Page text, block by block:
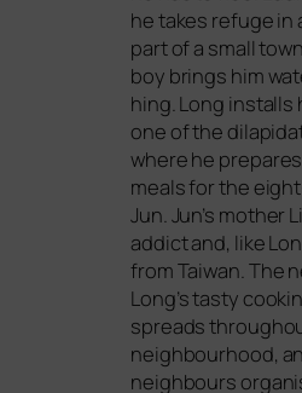
he takes refu­ge in
part of a small
boy brings him
hing. Long installs
one of the
whe­re he
meals for the
Jun. Jun’s mother
addict and, like
from Taiwan. The
Long’s tasty
spreads
neigh­bour­hood,
neigh­bours